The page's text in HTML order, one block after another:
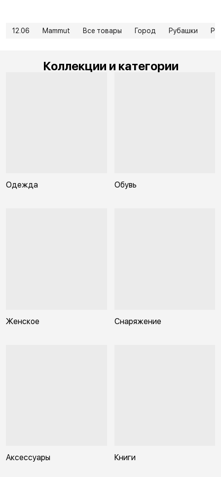
12.06 Mammut Все товары Город Рубашки
Коллекции и категории
Одежда Обувь
Женское Снаряжение
Аксессуары Книги